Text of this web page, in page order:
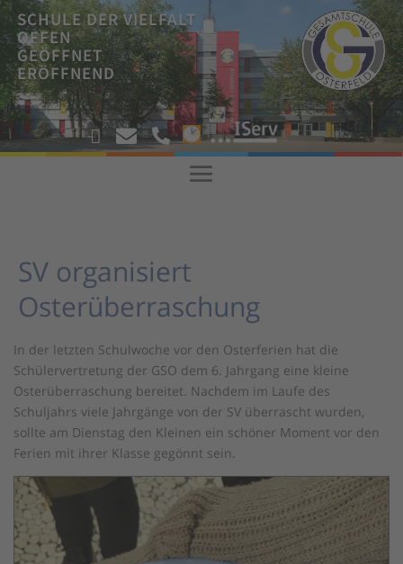
SCHULE DER VIELFALT
OFFEN
GEÖFFNET
ERÖFFNEND
   ! !
SV organisiert
Osterüberraschung
In der letzten Schulwoche vor den Osterferien hat die
Schülervertretung der GSO dem 6. Jahrgang eine kleine
Osterüberraschung bereitet. Nachdem im Laufe des
Schuljahrs viele Jahrgänge von der SV überrascht wurden,
sollte am Dienstag den Kleinen ein schöner Moment vor den
Ferien mit ihrer Klasse gegönnt sein.